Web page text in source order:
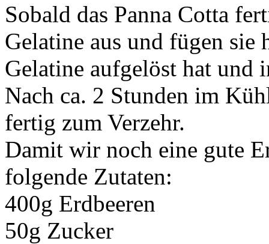
Sobald das Panna Cotta
Gelatine aus und fügen sie
Gelatine aufgelöst hat und
Nach ca. 2 Stunden im
fertig zum Verzehr.
Damit wir noch eine gute
folgende Zutaten:
400g Erdbeeren
50g Zucker